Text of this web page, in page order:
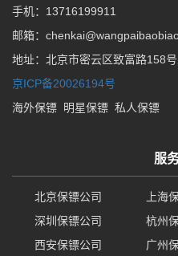
手机：13716199911
邮箱：
地址：北京市密云区致富路158
京ICP备20026194号
海外保镖
明星保镖 私人保镖
服
北京保镖公司 上海
深圳保镖公司
杭州
西安保镖公司
广州